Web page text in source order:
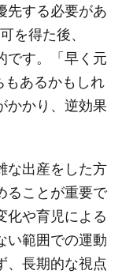
先する必要があ
を得た後、
です。「早く元
あるかもしれ
かかり、逆効果
な出産をした方
ることが重要で
化や育児による
い範囲での運動
、長期的な視点